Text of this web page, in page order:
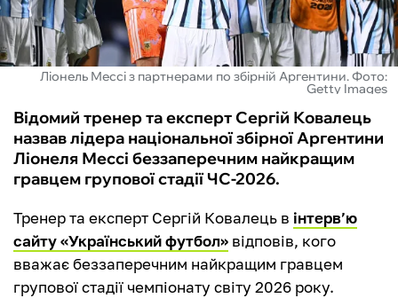
БУКМЕКЕРИ
Ліонель Мессі з партнерами по збірній Аргентини. Фото:
Getty Images
Відомий тренер та експерт Сергій Ковалець
назвав лідера національної збірної Аргентини
Ліонеля Мессі беззаперечним найкращим
гравцем групової стадії ЧС-2026.
Тренер та експерт Сергій Ковалець в інтерв’ю
сайту «Український футбол» відповів, кого
вважає беззаперечним найкращим гравцем
групової стадії чемпіонату світу 2026 року.